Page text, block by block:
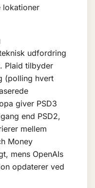
lokationer
udfordring
Plaid tilbyder
(polling hvert
giver PSD3
end PSD2,
mellem
Money
mens OpenAIs
opdaterer ved